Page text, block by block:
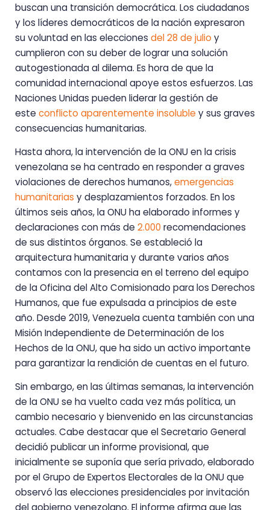
buscan una transición democrática. Los ciudadanos
y los líderes democráticos de la nación expresaron
su voluntad en las elecciones del 28 de julio y
cumplieron con su deber de lograr una solución
autogestionada al dilema. Es hora de que la
comunidad internacional apoye estos esfuerzos. Las
Naciones Unidas pueden liderar la gestión de
este conflicto aparentemente insoluble y sus graves
consecuencias humanitarias.
Hasta ahora, la intervención de la ONU en la crisis
venezolana se ha centrado en responder a graves
violaciones de derechos humanos,emergencias
humanitarias y desplazamientos forzados. En los
últimos seis años, la ONU ha elaborado informes y
declaraciones con más de 2.000 recomendaciones
de sus distintos órganos. Se estableció la
arquitectura humanitaria y durante varios años
contamos con la presencia en el terreno del equipo
de la Oficina del Alto Comisionado para los Derechos
Humanos, que fue expulsada a principios de este
año. Desde 2019, Venezuela cuenta también con una
Misión Independiente de Determinación de los
Hechos de la ONU, que ha sido un activo importante
para garantizar la rendición de cuentas en el futuro.
Sin embargo, en las últimas semanas, la intervención
de la ONU se ha vuelto cada vez más política, un
cambio necesario y bienvenido en las circunstancias
actuales. Cabe destacar que el Secretario General
decidió publicar un informe provisional, que
inicialmente se suponía que sería privado, elaborado
por el Grupo de Expertos Electorales de la ONU que
observó las elecciones presidenciales por invitación